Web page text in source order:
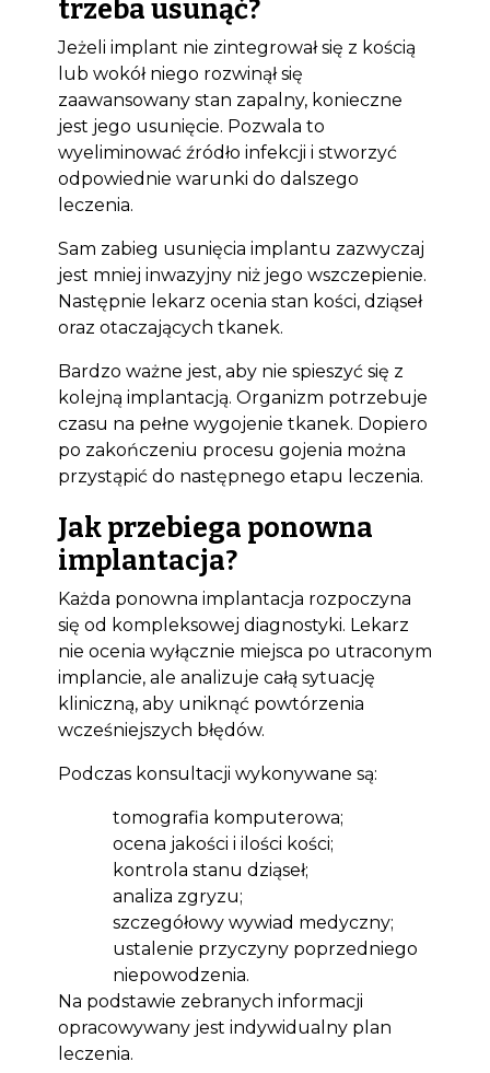
trzeba usunąć?
Jeżeli implant nie zintegrował się z kością
lub wokół niego rozwinął się
zaawansowany stan zapalny, konieczne
jest jego usunięcie. Pozwala to
wyeliminować źródło infekcji i stworzyć
odpowiednie warunki do dalszego
leczenia.
Sam zabieg usunięcia implantu zazwyczaj
jest mniej inwazyjny niż jego wszczepienie.
Następnie lekarz ocenia stan kości, dziąseł
oraz otaczających tkanek.
Bardzo ważne jest, aby nie spieszyć się z
kolejną implantacją. Organizm potrzebuje
czasu na pełne wygojenie tkanek. Dopiero
po zakończeniu procesu gojenia można
przystąpić do następnego etapu leczenia.
Jak przebiega ponowna
implantacja?
Każda ponowna implantacja rozpoczyna
się od kompleksowej diagnostyki. Lekarz
nie ocenia wyłącznie miejsca po utraconym
implancie, ale analizuje całą sytuację
kliniczną, aby uniknąć powtórzenia
wcześniejszych błędów.
Podczas konsultacji wykonywane są:
tomografia komputerowa;
ocena jakości i ilości kości;
kontrola stanu dziąseł;
analiza zgryzu;
szczegółowy wywiad medyczny;
ustalenie przyczyny poprzedniego
niepowodzenia.
Na podstawie zebranych informacji
opracowywany jest indywidualny plan
leczenia.